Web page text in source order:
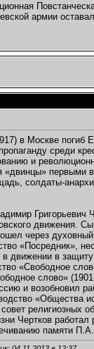
армии
в Москве погиб
среди
и
«двинцы»
солдаты-
Григорьевич
движения.
через
«Посредник»,
движении в
«Свободное
слово»
и возобновил
«Общества
религиозных
Чертков
памяти